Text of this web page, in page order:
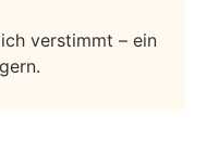
verstimmt – ein